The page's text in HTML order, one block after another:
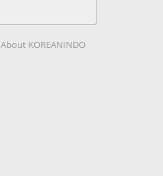
About KOREANINDO